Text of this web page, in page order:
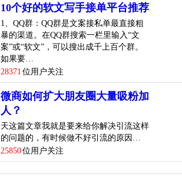
10个好的软文写手接单平台推荐
1、QQ群：QQ群是文案接私单最直接粗
暴的渠道。在QQ群搜索一栏里输入“文
案”或“软文”，可以搜出成千上百个群。
如果要…
28371 位用户关注
微商如何扩大朋友圈大量吸粉加
人？
天这篇文章我就是要来给你解决引流这样
的问题的，有时候做不好引流的原因…
25850位用户关注